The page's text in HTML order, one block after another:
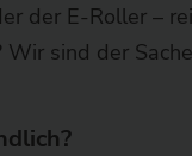
der E-Roller –
sind der